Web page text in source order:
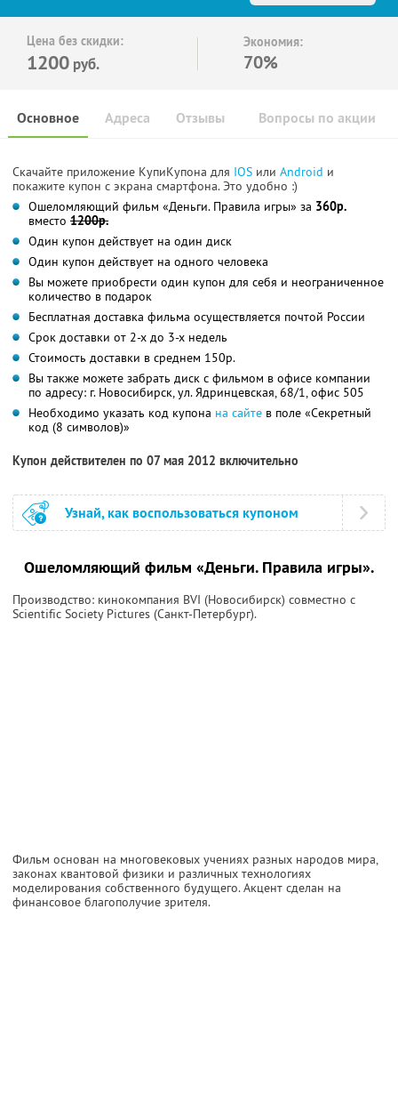
Цена без скидки:
1200 руб.
Экономия:
70%
Основное Отзывы Вопросы по акции
Адреса
Скачайте приложение КупиКупона для IOS или Android и
покажите купон с экрана смартфона. Это удобно :)
Ошеломляющий фильм «Деньги. Правила игры» за 360р.
вместо 1200р.
Один купон действует на один диск
Один купон действует на одного человека
Вы можете приобрести один купон для себя и неограниченное
количество в подарок
Бесплатная доставка фильма осуществляется почтой России
Срок доставки от 2-х до 3-х недель
Стоимость доставки в среднем 150р.
Вы также можете забрать диск с фильмом в офисе компании
по адресу: г. Новосибирск, ул. Ядринцевская, 68/1, офис 505
Необходимо указать код купона на сайте в поле «Секретный
код (8 символов)»
Купон действителен по 07 мая 2012 включительно
Узнай, как воспользоваться купоном
Ошеломляющий фильм «Деньги. Правила игры».
Производство: кинокомпания BVI (Новосибирск) совместно с
Scientific Society Pictures (Санкт-Петербург).
Фильм основан на многовековых учениях разных народов мира,
законах квантовой физики и различных технологиях
моделирования собственного будущего. Акцент сделан на
финансовое благополучие зрителя.